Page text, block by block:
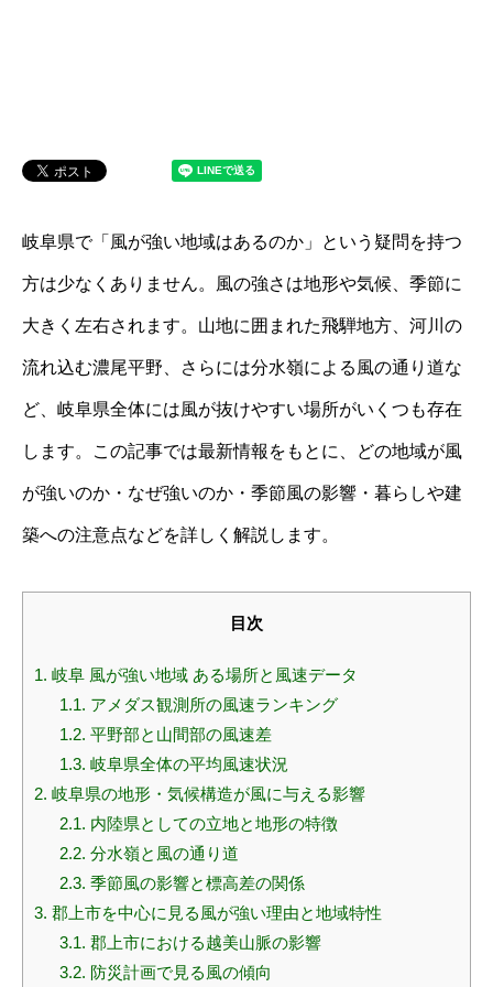
岐阜県で「風が強い地域はあるのか」という疑問を持つ
方は少なくありません。風の強さは地形や気候、季節に
大きく左右されます。山地に囲まれた飛騨地方、河川の
流れ込む濃尾平野、さらには分水嶺による風の通り道な
ど、岐阜県全体には風が抜けやすい場所がいくつも存在
します。この記事では最新情報をもとに、どの地域が風
が強いのか・なぜ強いのか・季節風の影響・暮らしや建
築への注意点などを詳しく解説します。
目次
1. 岐阜 風が強い地域 ある場所と風速データ
1.1. アメダス観測所の風速ランキング
1.2. 平野部と山間部の風速差
1.3. 岐阜県全体の平均風速状況
2. 岐阜県の地形・気候構造が風に与える影響
2.1. 内陸県としての立地と地形の特徴
2.2. 分水嶺と風の通り道
2.3. 季節風の影響と標高差の関係
3. 郡上市を中心に見る風が強い理由と地域特性
3.1. 郡上市における越美山脈の影響
3.2. 防災計画で見る風の傾向